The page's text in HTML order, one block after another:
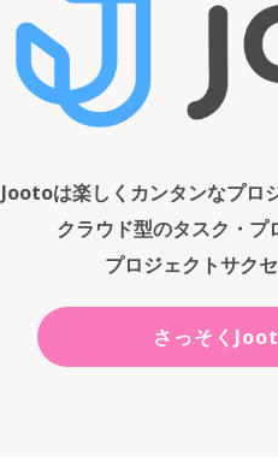
Jootoは楽しくカンタンなプロ
クラウド型のタスク・プ
プロジェクトサク
さっそく